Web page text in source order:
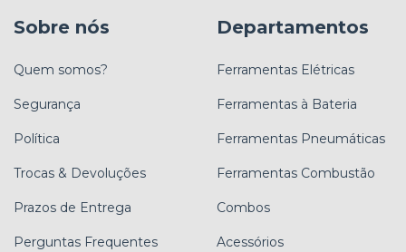
Sobre nós
Quem somos?
Segurança
Política
Trocas & Devoluções
Prazos de Entrega
Perguntas Frequentes
Departamentos
Ferramentas Elétricas
Ferramentas à Bateria
Ferramentas Pneumáticas
Ferramentas Combustão
Combos
Acessórios